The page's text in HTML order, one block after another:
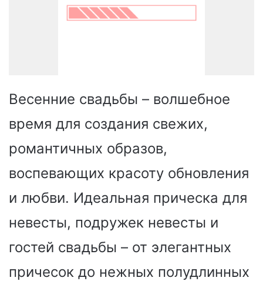
Весенние свадьбы – волшебное
время для создания свежих,
романтичных образов,
воспевающих красоту обновления
и любви. Идеальная прическа для
невесты, подружек невесты и
гостей свадьбы – от элегантных
причесок до нежных полудлинных